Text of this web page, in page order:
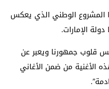
المشروع الوطني الذي يعكس
دولة الإمارات.
قلوب جمهورنا ويعبر عن
الأغنية من ضمن الأغاني